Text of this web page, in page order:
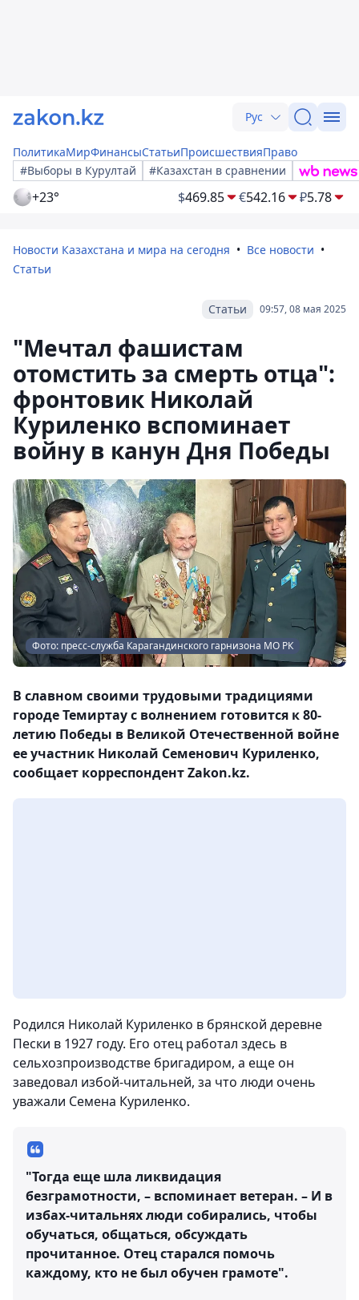
Рус
ПолитикаМирФинансыСтатьиПроисшествияПраво
#Выборы в Курултай
#Казахстан в сравнении
+23° $469.85 €542.16 ₽5.78
Новости Казахстана и мира на сегодня
Все новости
Статьи
09:57, 08 мая 2025
Статьи
"Мечтал фашистам
отомстить за смерть отца":
фронтовик Николай
Куриленко вспоминает
войну в канун Дня Победы
Фото: пресс-служба Карагандинского гарнизона МО РК
В славном своими трудовыми традициями
городе Темиртау с волнением готовится к 80-
летию Победы в Великой Отечественной войне
ее участник Николай Семенович Куриленко,
сообщает корреспондент Zakon.kz.
Родился Николай Куриленко в брянской деревне
Пески в 1927 году. Его отец работал здесь в
сельхозпроизводстве бригадиром, а еще он
заведовал избой-читальней, за что люди очень
уважали Семена Куриленко.
"Тогда еще шла ликвидация
безграмотности, – вспоминает ветеран. – И в
избах-читальнях люди собирались, чтобы
обучаться, общаться, обсуждать
прочитанное. Отец старался помочь
каждому, кто не был обучен грамоте".